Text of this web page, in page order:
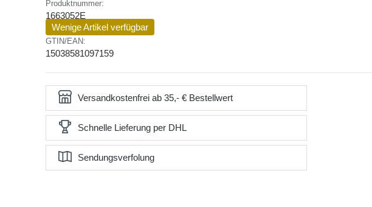
Produktnummer:
1663052E
Wenige Artikel verfügbar
GTIN/EAN:
15038581097159
Versandkostenfrei ab 35,- € Bestellwert
Schnelle Lieferung per DHL
Sendungsverfolung